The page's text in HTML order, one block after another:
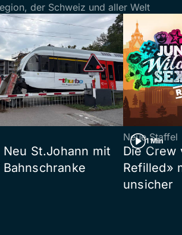
der Schweiz und aller Welt
St.Johann mit
1 Min
Neue Staffel
Die Crew
Refilled»
unsicher